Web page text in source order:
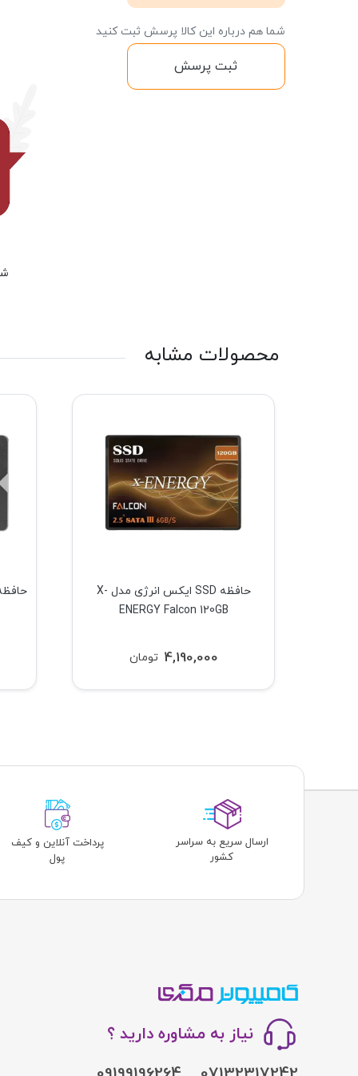
شما هم درباره این کالا پرسش ثبت کنید
ثبت پرسش
محصولات مشابه
حافظه SSD ایکس انرژی مدل X-
ENERGY Falcon 120GB
تومان 4,190,000
ارسال سریع به سراسر
کشور
پرداخت آنلاین و کیف
پول
نیاز به مشاوره دارید ؟